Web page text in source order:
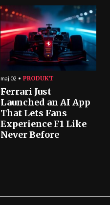
maj 02 PRODUKT
Ferrari Just
Launched an AI App
That Lets Fans
Experience F1 Like
Never Before